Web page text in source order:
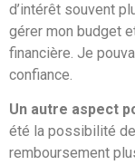
d’intérêt souvent
gérer mon budget
financière. Je
confiance.
Un autre aspect
été la possibilité
remboursement